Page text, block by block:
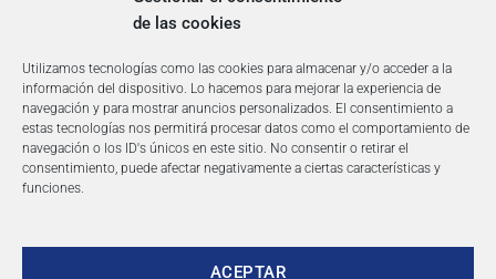
de las cookies
Utilizamos tecnologías como las cookies para almacenar y/o acceder a la
información del dispositivo. Lo hacemos para mejorar la experiencia de
navegación y para mostrar anuncios personalizados. El consentimiento a
estas tecnologías nos permitirá procesar datos como el comportamiento de
navegación o los ID's únicos en este sitio. No consentir o retirar el
consentimiento, puede afectar negativamente a ciertas características y
funciones.
ACEPTAR
Copyright 2026 ©360group.es